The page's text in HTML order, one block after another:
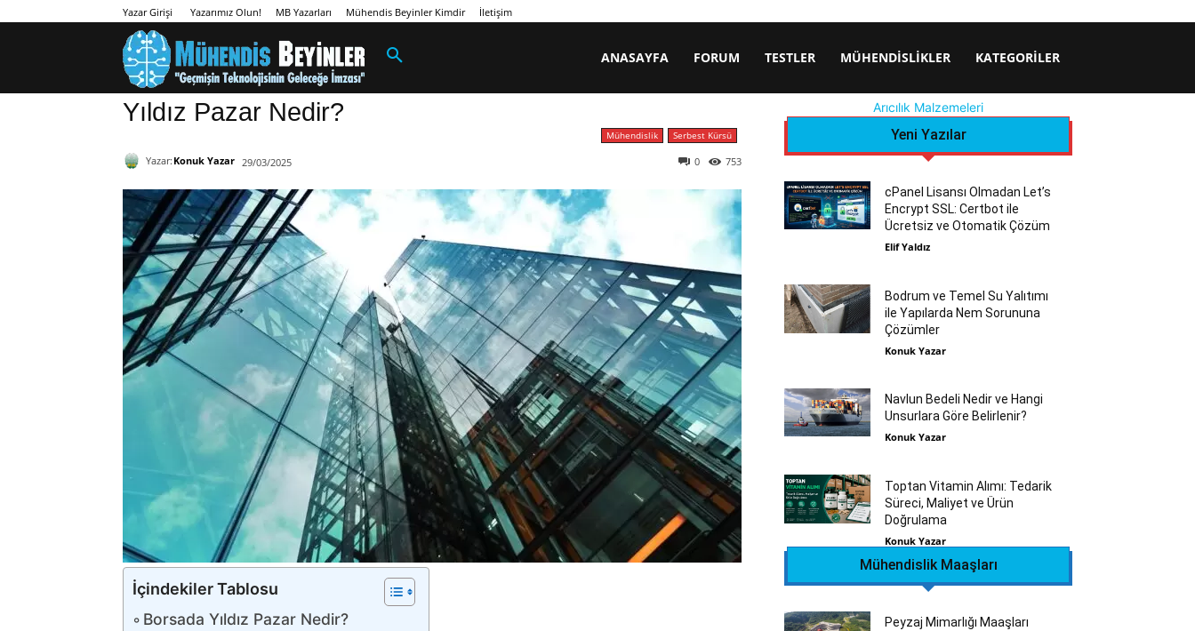
Yazar Girişi Yazarımız Olun! MB Yazarları Mühendis Beyinler Kimdir İletişim
ANASAYFA FORUM TESTLER MÜHENDISLIKLER KATEGORILER
Yıldız Pazar Nedir?
Mühendislik Serbest Kürsü
Yazar: Konuk Yazar 29/03/2025 753
0
İçindekiler Tablosu
Borsada Yıldız Pazar Nedir?
Arıcılık Malzemeleri
Yeni Yazılar
cPanel Lisansı Olmadan Let’s
Encrypt SSL: Certbot ile
Ücretsiz ve Otomatik Çözüm
Elif Yaldız
Bodrum ve Temel Su Yalıtımı
ile Yapılarda Nem Sorununa
Çözümler
Konuk Yazar
Navlun Bedeli Nedir ve Hangi
Unsurlara Göre Belirlenir?
Konuk Yazar
Toptan Vitamin Alımı: Tedarik
Süreci, Maliyet ve Ürün
Doğrulama
Konuk Yazar
Mühendislik Maaşları
Peyzaj Mimarlığı Maaşları